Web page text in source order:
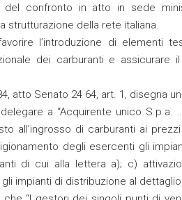
del confronto in atto in sede
strutturazione della rete italiana.
l’introduzione di elementi
dei carburanti e assicurare
atto Senato 24 64, art. 1, disegna
a “Acquirente unico S.p.a.
all’ingrosso di carburanti ai
degli esercenti gli
di cui alla lettera a); c)
impianti di distribuzione al